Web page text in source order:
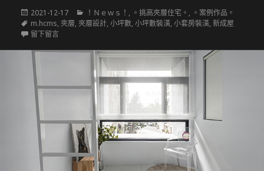
發
佈
於
2021-12-17
分
類
！Ｎｅｗｓ！ , 。挑高夾層住宅。 , 。案例作品。
標
籤
m.hcms,夾層,夾層設計,小坪數,小坪數裝潢,小套房裝潢,新成屋
留下留言在 〔挑高夾層設計〕小宅不能變小窄 用繽紛色彩填裝7坪小套房